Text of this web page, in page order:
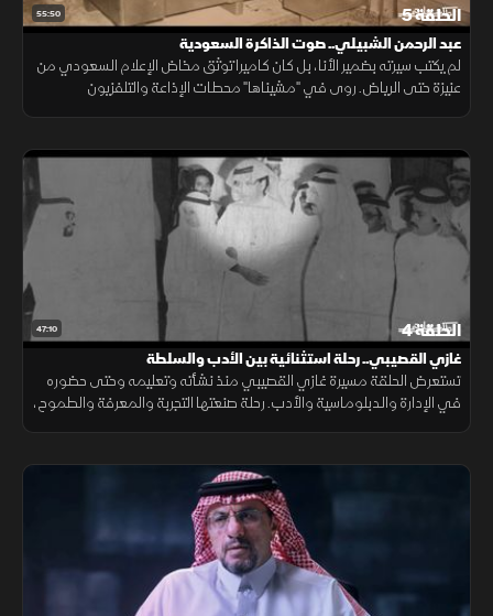
55:50 الحلقة 5
عبد الرحمن الشبيلي.. صوت الذاكرة السعودية
لم يكتب سيرته بضمير الأنا، بل كان كاميرا توثق مخاض الإعلام السعودي من
عنيزة حتى الرياض. روى في "مشيناها" محطات الإذاعة والتلفزيون
47:10 الحلقة 4
غازي القصيبي.. رحلة استثنائية بين الأدب والسلطة
تستعرض الحلقة مسيرة غازي القصيبي منذ نشأته وتعليمه وحتى حضوره
في الإدارة والدبلوماسية والأدب. رحلة صنعتها التجربة والمعرفة والطموح،